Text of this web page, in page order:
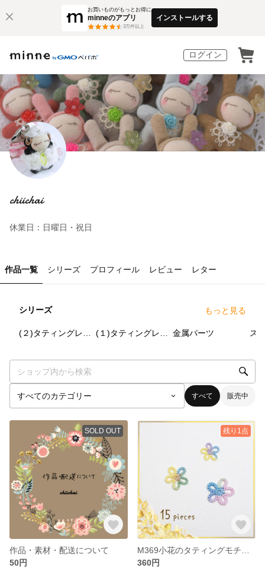
お買いものがもっとお得に
minneのアプリ
3万件以上
インストールする
ログイン
chiichai
休業日：日曜日・祝日
作品一覧 シリーズ プロフィール レビュー レター
シリーズ もっと見る
金属パーツ ス
すべて 販売中
SOLD OUT
作品・素材・配送について
50円
残り1点
360円